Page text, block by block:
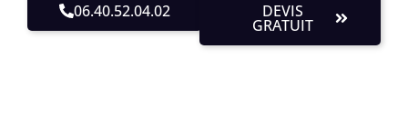
06.40.52.04.02 DEVIS
GRATUIT